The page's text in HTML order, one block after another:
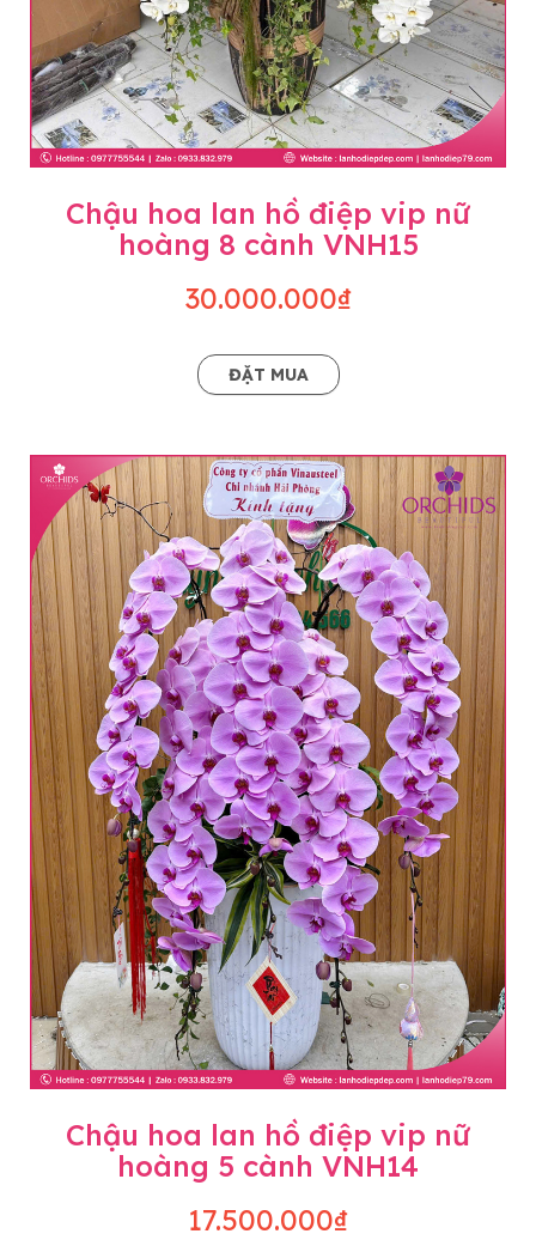
Chậu hoa lan hồ điệp vip nữ
hoàng 8 cành VNH15
30.000.000₫
ĐẶT MUA
Chậu hoa lan hồ điệp vip nữ
hoàng 5 cành VNH14
17.500.000₫